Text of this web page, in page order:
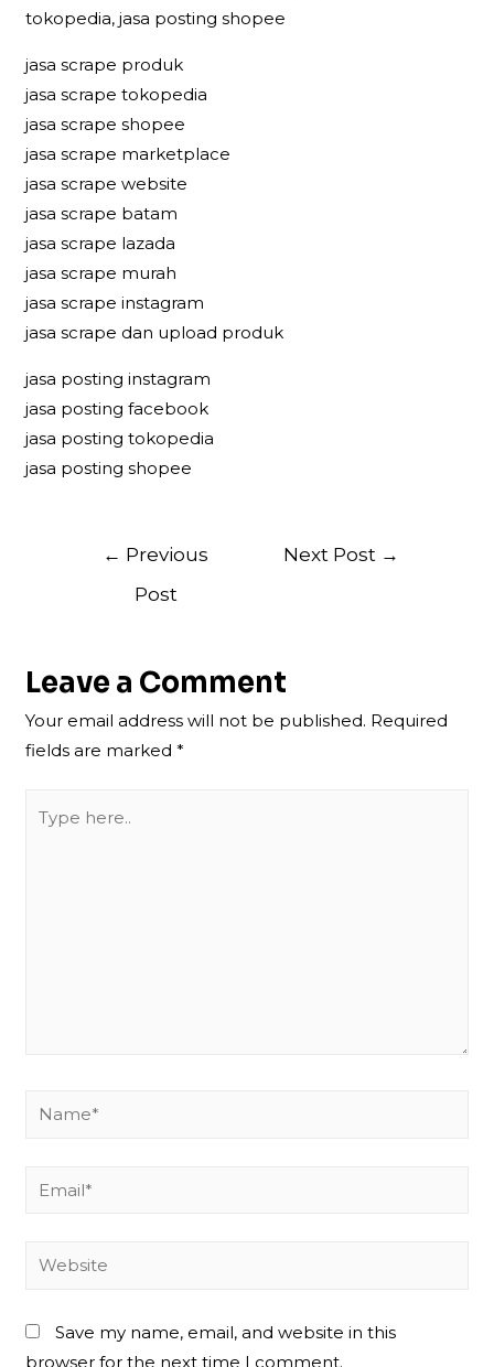
tokopedia, jasa posting shopee
jasa scrape produk
jasa scrape tokopedia
jasa scrape shopee
jasa scrape marketplace
jasa scrape website
jasa scrape batam
jasa scrape lazada
jasa scrape murah
jasa scrape instagram
jasa scrape dan upload produk
jasa posting instagram
jasa posting facebook
jasa posting tokopedia
jasa posting shopee
Post
navigation
← Previous
Post
Next Post →
Leave a Comment
Your email address will not be published. Required
fields are marked*
here..
Name*
Email*
Website
Save my name, email, and website in this
browser for the next time I comment.